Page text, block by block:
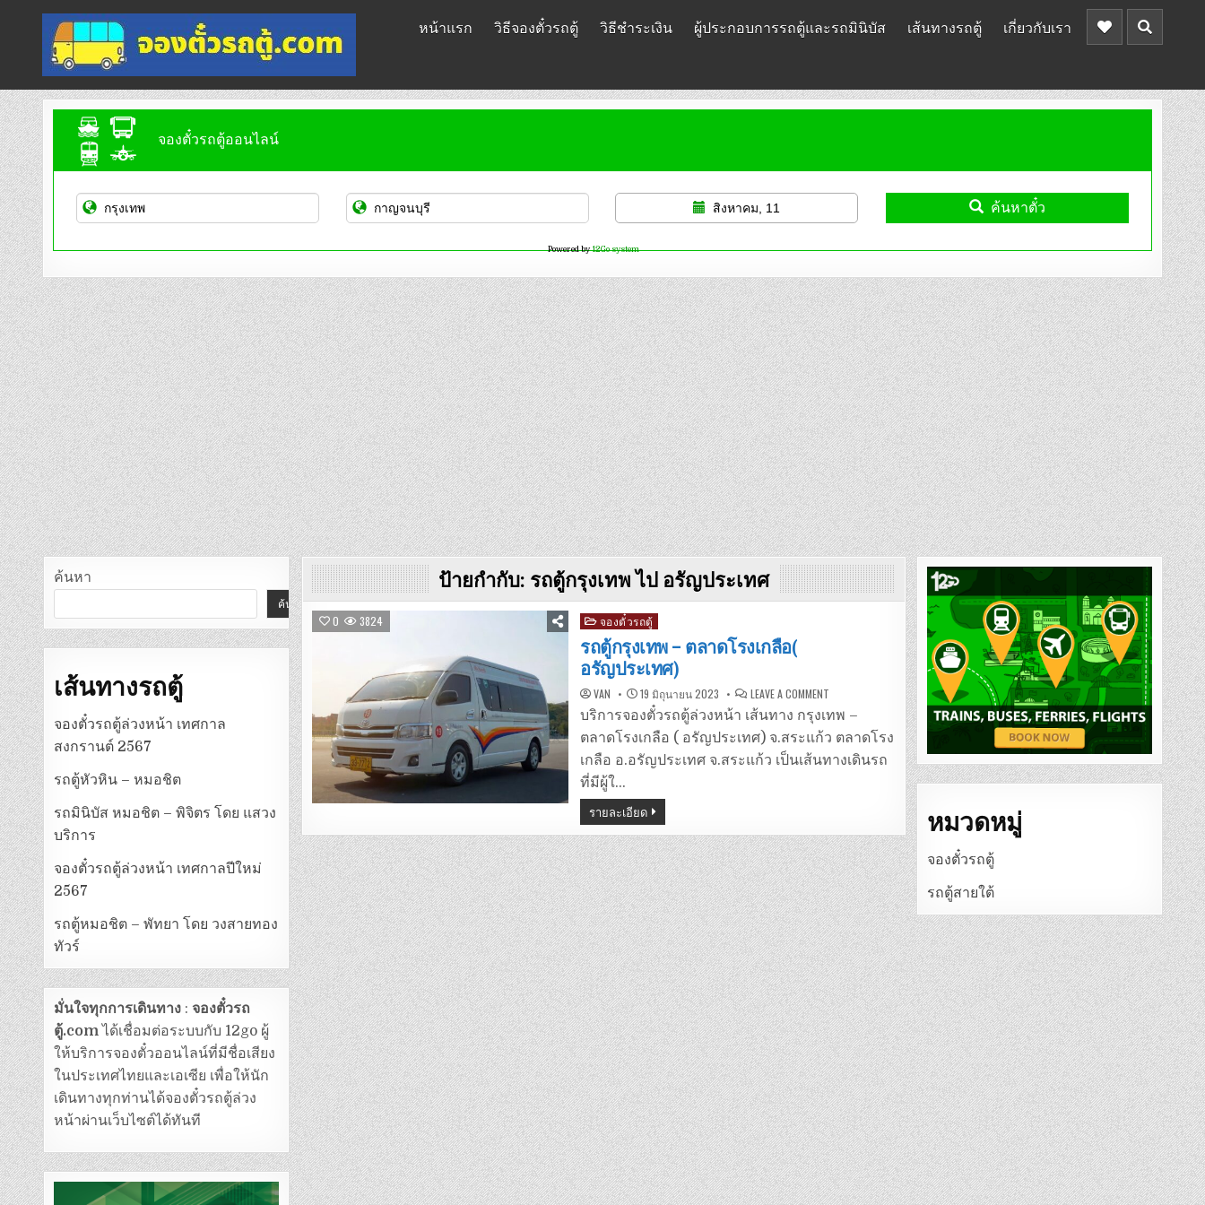
content
จองตั๋วรถตู้ออนไลน์
บริการจองตั๋วรถตู้ออนไลน์
หน้าแรก วิธีจองตั๋วรถตู้ วิธีชำระเงิน ผู้ประกอบการรถตู้และรถมินิบัส เส้นทางรถตู้ เกี่ยวกับเรา
จองตั๋วรถตู้ออนไลน์
สิงหาคม, 11 ค้นหาตั๋ว
Powered by12Go system
ป้ายกำกับ: รถตู้กรุงเทพ ไป อรัญประเทศ
0 3824
Posted
in
จองตั๋วรถตู้
รถตู้กรุงเทพ – ตลาดโรงเกลือ(
อรัญประเทศ)
VAN 19 มิถุนายน 2023 LEAVE A COMMENT
ตู้
กรุงเทพ
–
ตลาด
โรง
เกลือ(
บริการจองตั๋วรถตู้ล่วงหน้า เส้นทาง กรุงเทพ –
ตลาดโรงเกลือ ( อรัญประเทศ) จ.สระแก้ว ตลาดโรง
เกลือ อ.อรัญประเทศ จ.สระแก้ว เป็นเส้นทางเดินรถ
ที่มีผู้ใ…
รายละเอียด
ค้นหา
ค้นหา
เส้นทางรถตู้
จองตั๋วรถตู้ล่วงหน้า เทศกาล
สงกรานต์ 2567
รถตู้หัวหิน – หมอชิต
รถมินิบัส หมอชิต – พิจิตร โดย แสวง
บริการ
จองตั๋วรถตู้ล่วงหน้า เทศกาลปีใหม่
2567
รถตู้หมอชิต – พัทยา โดย วงสายทอง
ทัวร์
มั่นใจทุกการเดินทาง :จองตั๋วรถ
ตู้.comได้เชื่อมต่อระบบกับ 12go ผู้
ให้บริการจองตั๋วออนไลน์ที่มีชื่อเสียง
ในประเทศไทยและเอเซีย เพื่อให้นัก
เดินทางทุกท่านได้จองตั๋วรถตู้ล่วง
หน้าผ่านเว็บไซต์ได้ทันที
หมวดหมู่
จองตั๋วรถตู้
รถตู้สายใต้